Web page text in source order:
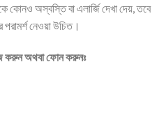
কোনও অস্বস্তি বা এলার্জি দেখা দেয়, তবে
পরামর্শ নেওয়া উচিত।
করুন অথবা ফোন করুনঃ